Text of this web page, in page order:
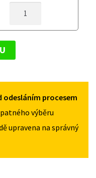
KOLO
2006-
odesláním procesem
výběru
upravena na správný